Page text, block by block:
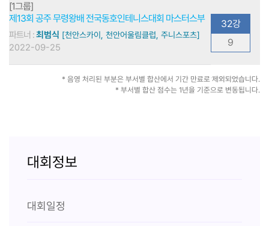
[1그룹]
제13회 공주 무령왕배 전국동호인테니스대회 마스터스부
파트너 :최범식 [천안스카이, 천안어울림클럽, 주니스포츠]
2022-09-25
32강
9
* 음영 처리된 부분은 부서별 합산에서 기간 만료로 제외되었습니다.
* 부서별 합산 점수는 1년을 기준으로 변동됩니다.
대회정보
대회일정